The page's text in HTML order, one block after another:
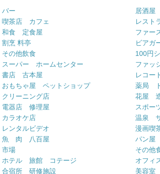
バー
居酒屋
喫茶店 カフェ
レスト
和食 定食屋
ファー
割烹 料亭
ビアガ
その他飲食
100円
スーパー ホームセンター
ファッ
書店 古本屋
レコー
おもちゃ屋 ペットショップ
薬局
クリーニング店
花屋
電器店 修理屋
スポー
カラオケ店
温泉
レンタルビデオ
漫画喫
魚 肉 八百屋
パン屋
市場
その他
ホテル 旅館 コテージ
オフィ
合宿所 研修施設
美容室